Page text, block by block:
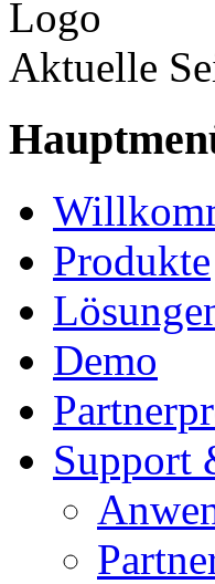
Aktuelle
Produkte
Demo
Support